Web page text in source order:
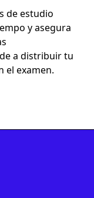
de estudio
y asegura
a distribuir tu
el examen.